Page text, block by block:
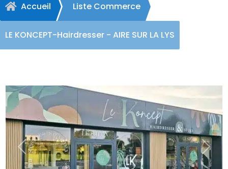
 Accueil Liste Commerce
LE KONCEPT-Hairdresser - AIRE SUR LA LYS
Précédent